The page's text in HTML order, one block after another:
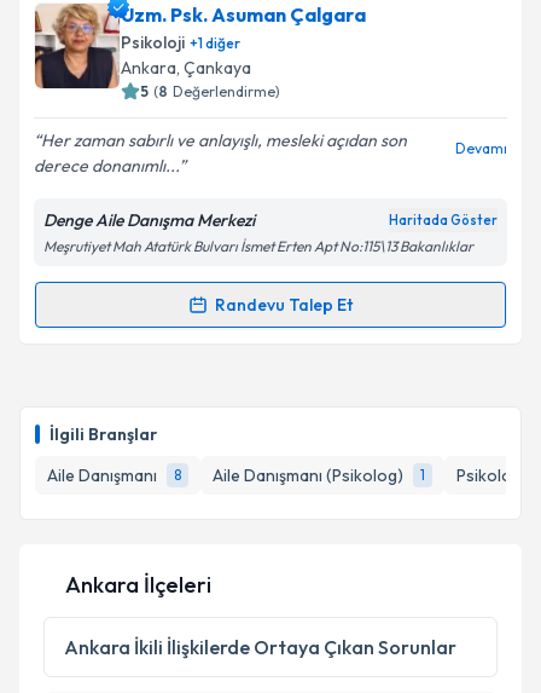
İlgili Branşlar
Aile Danışmanı
8 Aile Danışmanı (Psikolog) 1 Psikoloji
Uzman Aile Danışmanı Sıla Tiran Başbuğ
randevu takvimi talebi oluşturun. Size bu uzmandan
randevu almanız için bir takvim hazırlandığında e-
posta ile bilgilendireceğiz.
E-posta Adresiniz
Kişisel verilerimin işlenmesine ilişkinAydınlatma
Metni'ni okudum ve kişisel verilerimin belirtilen
kapsamda işlenmesini kabul ediyorum.
Uzm. Psk. Asuman Çalgara
Psikoloji +1diğer
Ankara, Çankaya
5 (8 Değerlendirme)
Her zaman sabırlı ve anlayışlı, mesleki açıdan son
derece donanımlı...
Devamı
Denge Aile Danışma Merkezi Haritada Göster
Meşrutiyet Mah Atatürk Bulvarı İsmet Erten Apt No:115\13 Bakanlıklar
Randevu Talep Et
Randevu Takvimi Talebi
için bir takvim hazırlandığında e-posta ile
bilgilendireceğiz.
E-posta Adresiniz
Kişisel verilerimin işlenmesine ilişkinAydınlatma
Metni'ni okudum ve kişisel verilerimin belirtilen
Ankara İlçeleri
Ankara İkili İlişkilerde Ortaya Çıkan Sorunlar